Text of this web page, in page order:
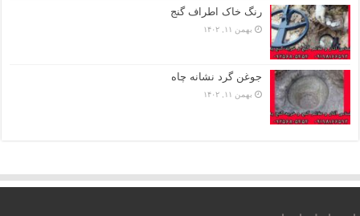
رنگ خاک اطراف گنج
بهمن ۱۱, ۱۴۰۲
جوغن گرد نشانه چاه
بهمن ۱۱, ۱۴۰۲